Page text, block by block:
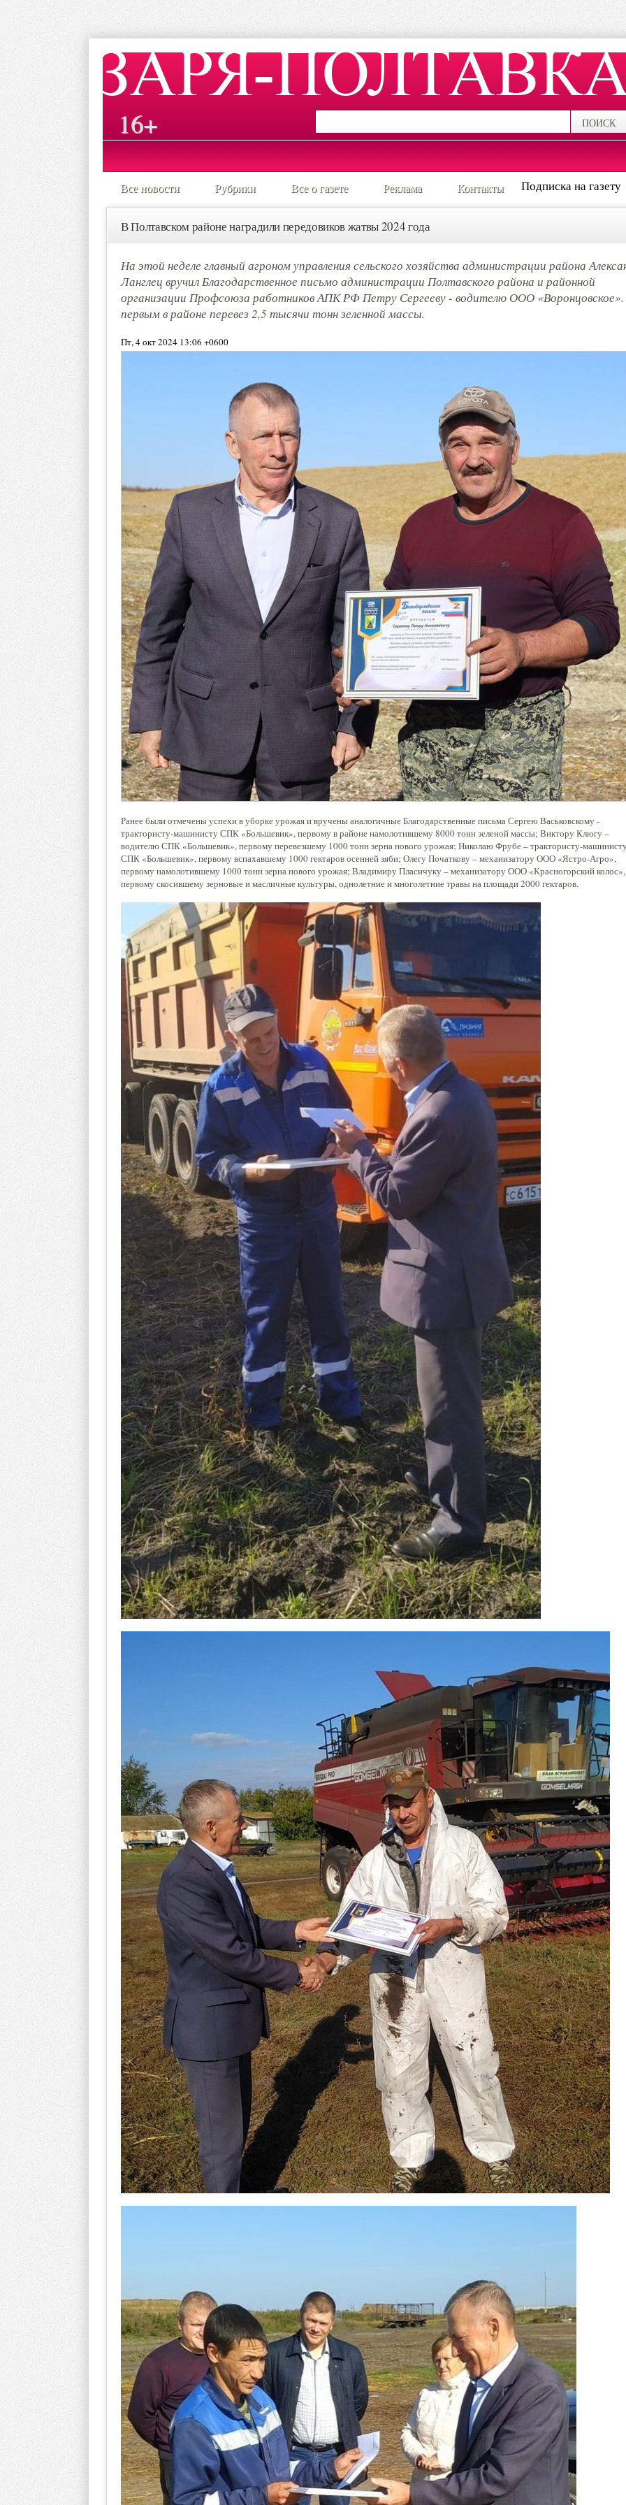
16+ ПОИСК
Все новости Рубрики Все о газете Реклама Контакты Подписка на газету
В Полтавском районе наградили передовиков жатвы 2024 года
На этой неделе главный агроном управления сельского хозяйства администрации района
Ланглец вручил Благодарственное письмо администрации Полтавского района и районной
организации Профсоюза работников АПК РФ Петру Сергееву - водителю ООО
первым в районе перевез 2,5 тысячи тонн зеленной массы.
Пт, 4 окт 2024 13:06 +0600
Ранее были отмечены успехи в уборке урожая и вручены аналогичные Благодарственные письма Сергею Васьковскому -
трактористу-машинисту СПК «Большевик», первому в районе намолотившему 8000 тонн зеленой массы; Виктору Клюгу –
водителю СПК «Большевик», первому перевезшему 1000 тонн зерна нового урожая; Николаю Фрубе – трактористу-
СПК «Большевик», первому вспахавшему 1000 гектаров осенней зяби; Олегу Початкову – механизатору ООО «Ястро-Агро»,
первому намолотившему 1000 тонн зерна нового урожая; Владимиру Пласичуку – механизатору ООО «Красногорский колос»,
первому скосившему зерновые и масличные культуры, однолетние и многолетние травы на площади 2000 гектаров.